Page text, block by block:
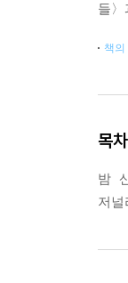
들〉
책
목차
밤
저널